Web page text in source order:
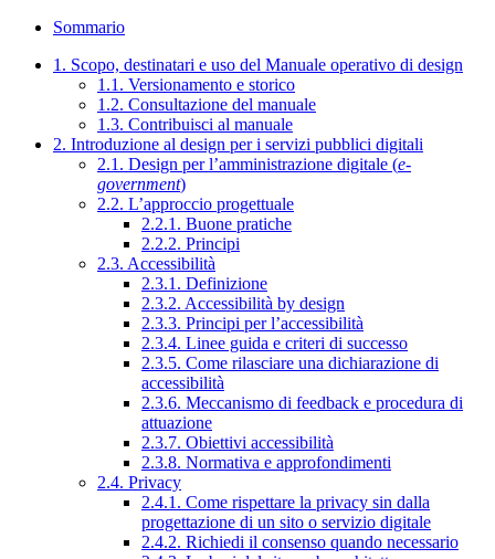
Sommario
1. Scopo, destinatari e uso del Manuale operativo di design
1.1. Versionamento e storico
1.2. Consultazione del manuale
1.3. Contribuisci al manuale
2. Introduzione al design per i servizi pubblici digitali
2.1. Design per l’amministrazione digitale (e-
government)
2.2. L’approccio progettuale
2.2.1. Buone pratiche
2.2.2. Principi
2.3. Accessibilità
2.3.1. Definizione
2.3.2. Accessibilità by design
2.3.3. Principi per l’accessibilità
2.3.4. Linee guida e criteri di successo
2.3.5. Come rilasciare una dichiarazione di
accessibilità
2.3.6. Meccanismo di feedback e procedura di
attuazione
2.3.7. Obiettivi accessibilità
2.3.8. Normativa e approfondimenti
2.4. Privacy
2.4.1. Come rispettare la privacy sin dalla
progettazione di un sito o servizio digitale
2.4.2. Richiedi il consenso quando necessario